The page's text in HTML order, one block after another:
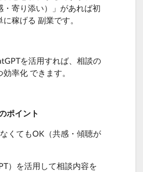
・寄り添い）」があれば初
稼げる 副業です。
を活用すれば、相談の
率化 できます。
ポイント
くてもOK（共感・傾聴が
）を活用して相談内容を